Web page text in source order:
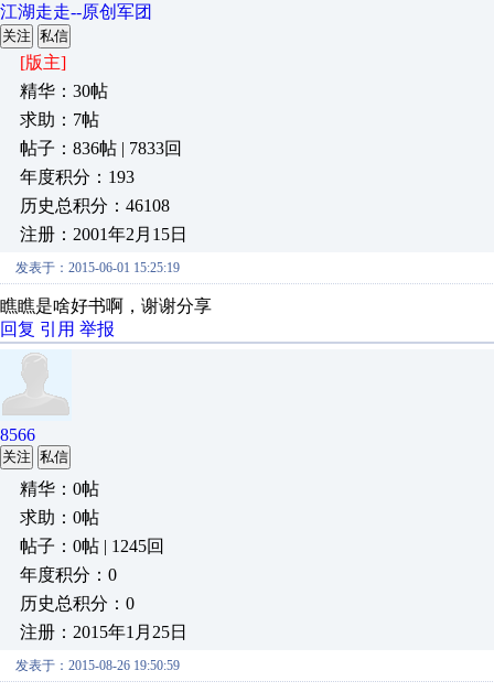
江湖走走--原创军团
关注 私信
[版主]
精华：30帖
求助：7帖
帖子：836帖 | 7833回
年度积分：193
历史总积分：46108
注册：2001年2月15日
发表于：2015-06-01 15:25:19
瞧瞧是啥好书啊，谢谢分享
回复 引用 举报
8566
关注 私信
精华：0帖
求助：0帖
帖子：0帖 | 1245回
年度积分：0
历史总积分：0
注册：2015年1月25日
发表于：2015-08-26 19:50:59